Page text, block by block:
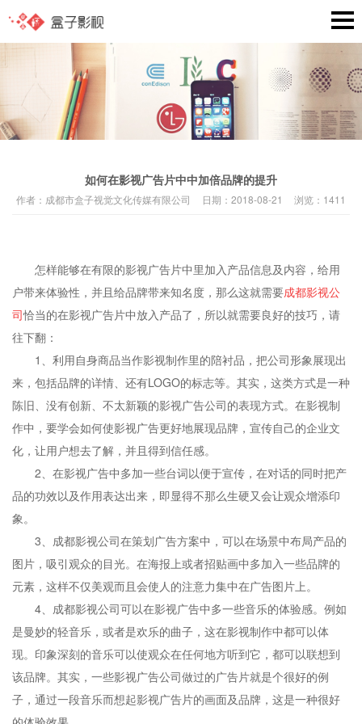
如何在影视广告片中中加倍品牌的提升
作者： 成都市盒子视觉文化传媒有限公司 日期： 2018-08-21 浏览： 1411
怎样能够在有限的影视广告片中里加入产品信息及内容，给用
户带来体验性，并且给品牌带来知名度，那么这就需要成都影视公
司恰当的在影视广告片中放入产品了，所以就需要良好的技巧，请
往下翻：
1、利用自身商品当作影视制作里的陪衬品，把公司形象展现出
来，包括品牌的详情、还有LOGO的标志等。其实，这类方式是一种
陈旧、没有创新、不太新颖的影视广告公司的表现方式。在影视制
作中，要学会如何使影视广告更好地展现品牌，宣传自己的企业文
化，让用户想去了解，并且得到信任感。
2、在影视广告中多加一些台词以便于宣传，在对话的同时把产
品的功效以及作用表达出来，即显得不那么生硬又会让观众增添印
象。
3、成都影视公司在策划广告方案中，可以在场景中布局产品的
图片，吸引观众的目光。在海报上或者招贴画中多加入一些品牌的
元素，这样不仅美观而且会使人的注意力集中在广告图片上。
4、成都影视公司可以在影视广告中多一些音乐的体验感。例如
是曼妙的轻音乐，或者是欢乐的曲子，这在影视制作中都可以体
现。印象深刻的音乐可以使观众在任何地方听到它，都可以联想到
该品牌。其实，一些影视广告公司做过的广告片就是个很好的例
子，通过一段音乐而想起影视广告片的画面及品牌，这是一种很好